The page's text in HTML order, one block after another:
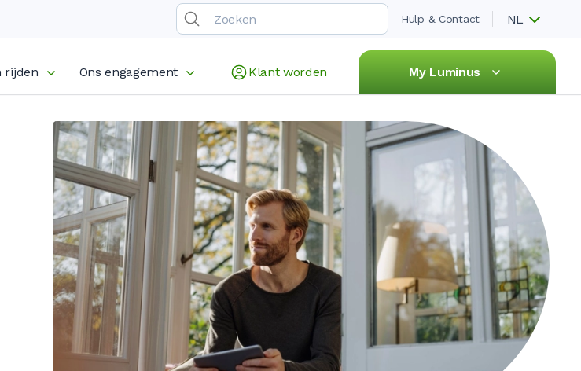
Hulp & Contact NL
rijden Ons engagement Klant worden My Luminus